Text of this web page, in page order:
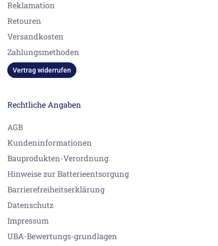
Reklamation
Retouren
Versandkosten
Zahlungsmethoden
Vertrag widerrufen
Rechtliche Angaben
AGB
Kundeninformationen
Bauprodukten-Verordnung
Hinweise zur Batterieentsorgung
Barrierefreiheitserklärung
Datenschutz
Impressum
UBA-Bewertungs-grundlagen